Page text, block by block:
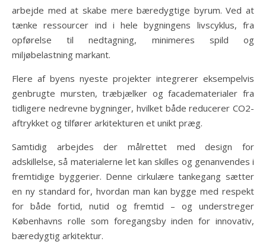
arbejde med at skabe mere bæredygtige byrum. Ved at
tænke ressourcer ind i hele bygningens livscyklus, fra
opførelse til nedtagning, minimeres spild og
miljøbelastning markant.
Flere af byens nyeste projekter integrerer eksempelvis
genbrugte mursten, træbjælker og facadematerialer fra
tidligere nedrevne bygninger, hvilket både reducerer CO2-
aftrykket og tilfører arkitekturen et unikt præg.
Samtidig arbejdes der målrettet med design for
adskillelse, så materialerne let kan skilles og genanvendes i
fremtidige byggerier. Denne cirkulære tankegang sætter
en ny standard for, hvordan man kan bygge med respekt
for både fortid, nutid og fremtid – og understreger
Københavns rolle som foregangsby inden for innovativ,
bæredygtig arkitektur.